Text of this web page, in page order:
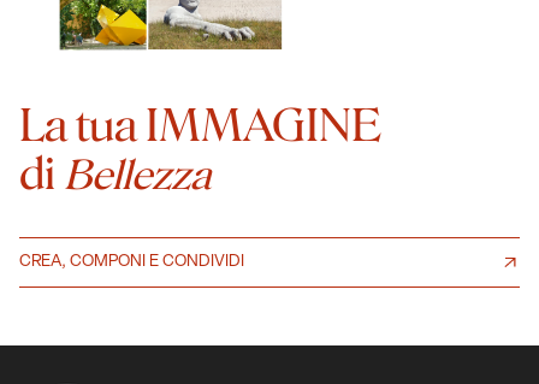
La tua IMMAGINE
di Bellezza
CREA, COMPONI E CONDIVIDI